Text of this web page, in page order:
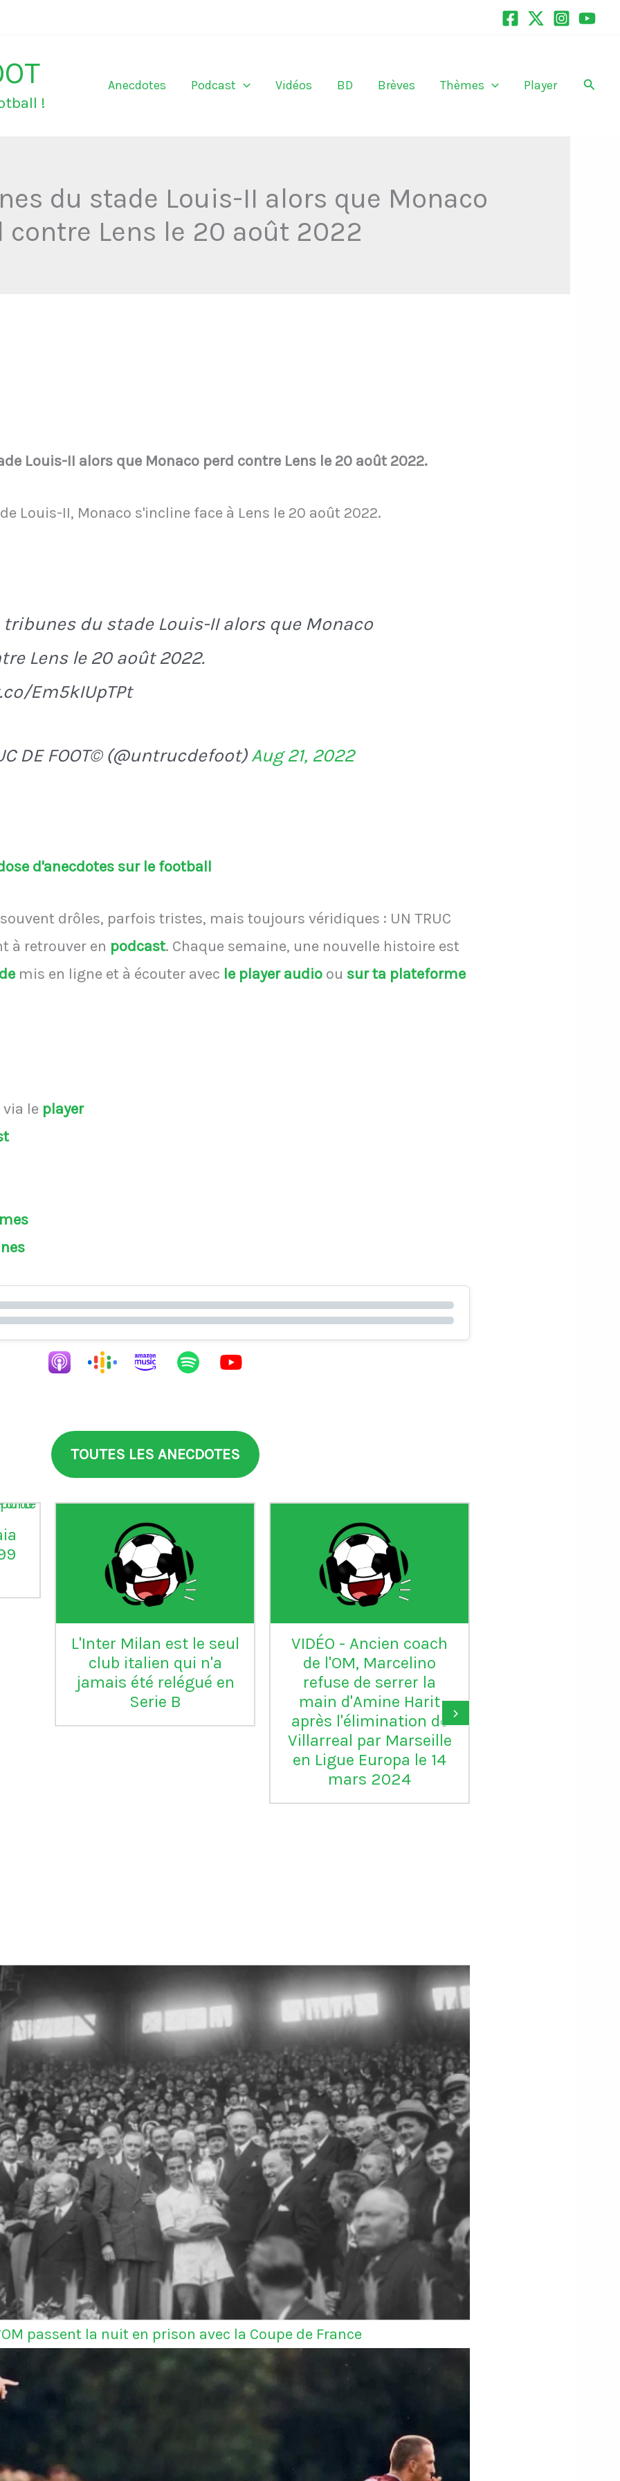
!
Anecdotes Podcast Vidéos BD Brèves Thèmes Player
du stade Louis-II alors que Monaco
contre Lens le 20 août 2022
Louis-II alors que Monaco perd contre Lens le 20 août 2022.
Louis-II, Monaco s'incline face à Lens le 20 août 2022.
tribunes du stade Louis-II alors que Monaco
Lens le 20 août 2022.
Em5kIUpTPt
DE FOOT© (@untrucdefoot)Aug 21, 2022
dose d'anecdotes sur le football
drôles, parfois tristes, mais toujours véridiques : UN TRUC
à retrouver en podcast. Chaque semaine, une nouvelle histoire est
mis en ligne et à écouter avec le player audio ou sur ta plateforme
via le player
TOUTES LES ANECDOTES
L'Inter Milan est le seul
club italien qui n'a
jamais été relégué en
Serie B
VIDÉO - Ancien coach
de l'OM, Marcelino
refuse de serrer la
main d'Amine Harit
après l'élimination de
Villarreal par Marseille
en Ligue Europa le 14
mars 2024
›
passent la nuit en prison avec la Coupe de France